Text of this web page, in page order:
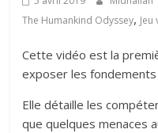
The Humankind Odyssey, Jeu
Cette vidéo est la
exposer les
Elle détaille les
que quelques menaces